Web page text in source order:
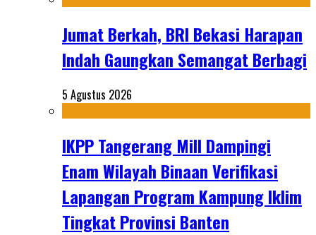
Jumat Berkah, BRI Bekasi Harapan
Indah Gaungkan Semangat Berbagi
5 Agustus 2026
IKPP Tangerang Mill Dampingi
Enam Wilayah Binaan Verifikasi
Lapangan Program Kampung Iklim
Tingkat Provinsi Banten